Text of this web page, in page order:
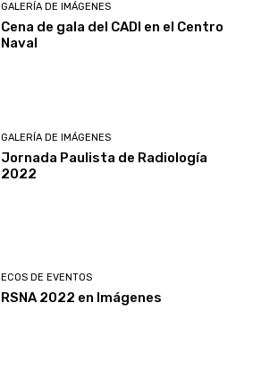
GALERÍA DE IMÁGENES
Cena de gala del CADI en el Centro
Naval
GALERÍA DE IMÁGENES
Jornada Paulista de Radiología
2022
ECOS DE EVENTOS
RSNA 2022 en Imágenes